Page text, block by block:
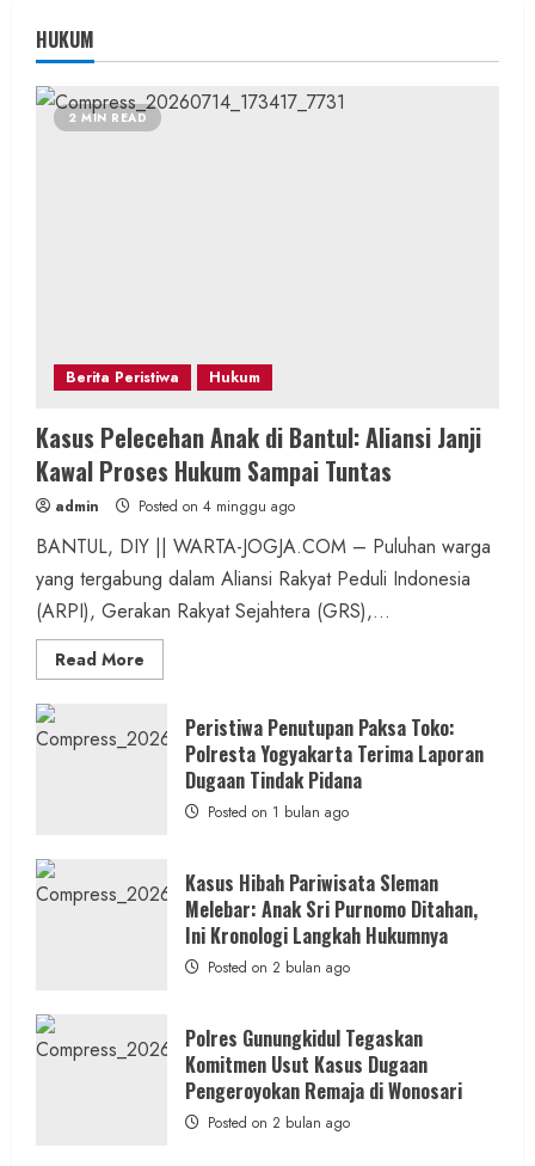
HUKUM
2 MIN READ
Berita Peristiwa Hukum
Kasus Pelecehan Anak di Bantul: Aliansi Janji
Kawal Proses Hukum Sampai Tuntas
admin Posted on 4 minggu ago
BANTUL, DIY || WARTA-JOGJA.COM – Puluhan warga
yang tergabung dalam Aliansi Rakyat Peduli Indonesia
(ARPI), Gerakan Rakyat Sejahtera (GRS),...
Read More
more
Pelecehan
Anak
Bantul:
Aliansi
Kawal
Sampai
Tuntas
Peristiwa Penutupan Paksa Toko:
Polresta Yogyakarta Terima Laporan
Dugaan Tindak Pidana
Posted on 1 bulan ago
Kasus Hibah Pariwisata Sleman
Melebar: Anak Sri Purnomo Ditahan,
Ini Kronologi Langkah Hukumnya
Posted on 2 bulan ago
Polres Gunungkidul Tegaskan
Komitmen Usut Kasus Dugaan
Pengeroyokan Remaja di Wonosari
Posted on 2 bulan ago